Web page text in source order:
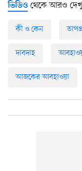
ভিডিও থেকে আরও
কী ও কেন
দাবদাহ
আজকের আবহাওয়া